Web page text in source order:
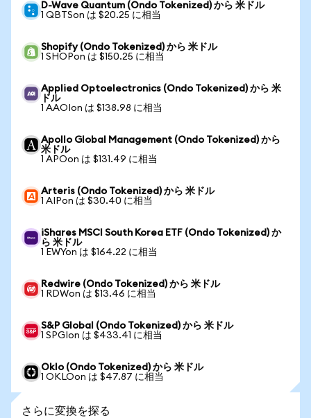
D-Wave Quantum (Ondo Tokenized) から 米ドル
1 QBTSon は $20.25 に相当
Shopify (Ondo Tokenized) から 米ドル
1 SHOPon は $150.25 に相当
Applied Optoelectronics (Ondo Tokenized) から 米
ドル
1 AAOIon は $138.98 に相当
Apollo Global Management (Ondo Tokenized) から
米ドル
1 APOon は $131.49 に相当
Arteris (Ondo Tokenized) から 米ドル
1 AIPon は $30.40 に相当
iShares MSCI South Korea ETF (Ondo Tokenized) か
ら 米ドル
1 EWYon は $164.22 に相当
Redwire (Ondo Tokenized) から 米ドル
1 RDWon は $13.46 に相当
S&P Global (Ondo Tokenized) から 米ドル
1 SPGIon は $433.41 に相当
Oklo (Ondo Tokenized) から 米ドル
1 OKLOon は $47.87 に相当
さらに変換を探る